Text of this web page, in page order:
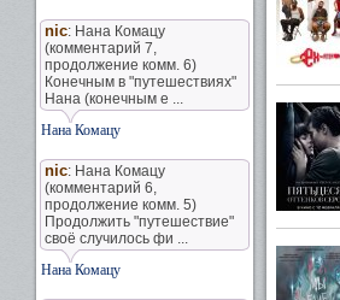
nic: Нана Комацу
(комментарий 7,
продолжение комм. 6)
Конечным в "путешествиях"
Нана (конечным е ...
Нана Комацу
nic: Нана Комацу
(комментарий 6,
продолжение комм. 5)
Продолжить "путешествие"
своё случилось фи ...
Нана Комацу